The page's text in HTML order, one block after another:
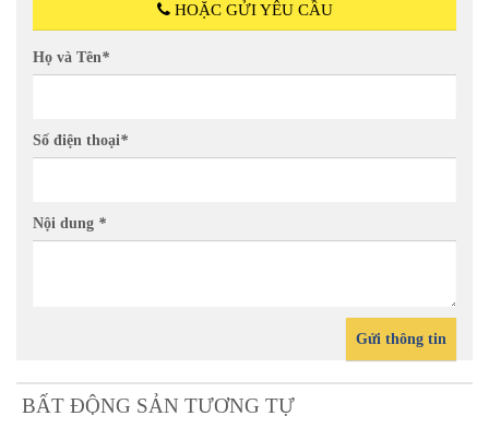
HOẶC GỬI YÊU CẦU
Họ và Tên*
Số điện thoại*
Nội dung *
Gửi thông tin
BẤT ĐỘNG SẢN TƯƠNG TỰ